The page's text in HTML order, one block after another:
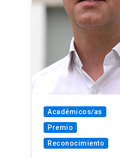
Académicos/as
Premio
Reconocimiento